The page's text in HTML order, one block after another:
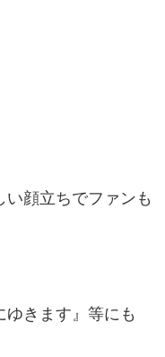
い顔立ちでファンも
きます』等にも